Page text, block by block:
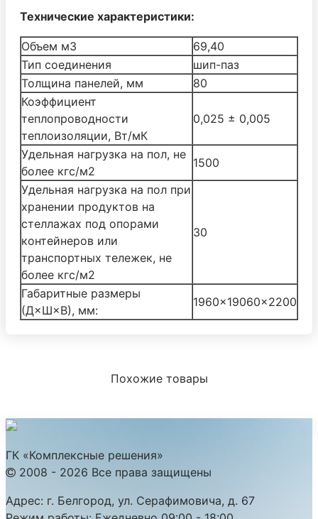
Технические характеристики:
Объем м3
69,40
Тип соединения
шип-паз
Толщина панелей, мм
80
Коэффициент
теплопроводности
теплоизоляции, Вт/мК
0,025 ± 0,005
Удельная нагрузка на пол, не
более кгс/м2
1500
Удельная нагрузка на пол при
хранении продуктов на
стеллажах под опорами
контейнеров или
транспортных тележек, не
более кгс/м2
30
Габаритные размеры
(Д×Ш×В), мм:
1960×19060×2200
Похожие товары
ГК «Комплексные решения»
2008 - 2026 Все права защищены
Адрес: г. Белгород, ул. Серафимовича, д. 67